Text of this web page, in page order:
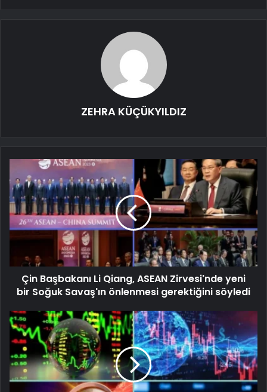
ZEHRA KÜÇÜKYILDIZ
Çin Başbakanı Li Qiang, ASEAN Zirvesi'nde yeni
bir Soğuk Savaş'ın önlenmesi gerektiğini söyledi